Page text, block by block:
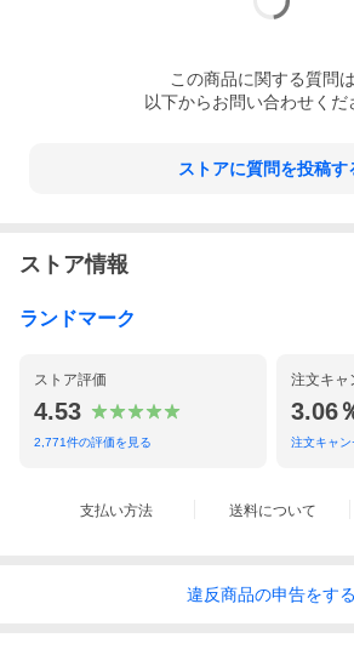
※現在ご覧のページは【単品】です。
この商品に関する質問は
以下からお問い合わせくだ
ストアに質問を投稿す
ストア情報
ランドマーク
ストア評価
4.53
2,771件の評価を見る
注文キャ
3.06
注文キャン
支払い方法 送料について
違反商品の申告をする